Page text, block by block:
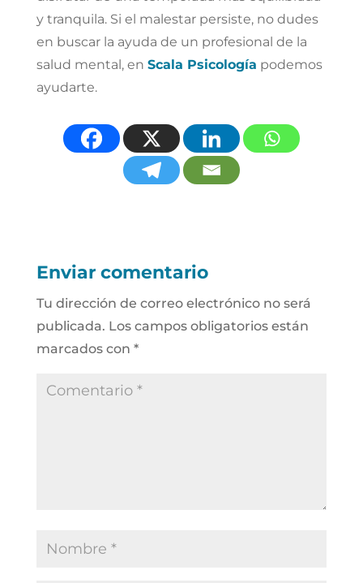
y tranquila. Si el malestar persiste, no dudes
en buscar la ayuda de un profesional de la
salud mental, en Scala Psicología podemos
ayudarte.
Enviar comentario
Tu dirección de correo electrónico no será
publicada. Los campos obligatorios están
marcados con *